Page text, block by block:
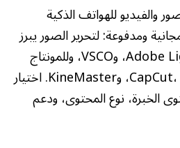
والفيديو للهواتف الذكية
ومدفوعة: لتحرير الصور يبرز
Adobe Lightroom، Snapseed، وVSCO، وللمونتاج
والفيديو يتصدر CapCut، InShot، وKineMaster. اختيار
نوع المحتوى، ودعم